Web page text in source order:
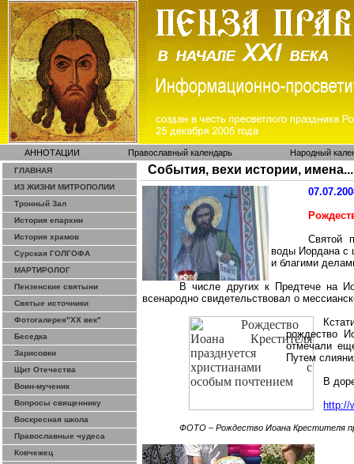
АННОТАЦИИ Православный календарь Народный
ГЛАВНАЯ
ИЗ ЖИЗНИ МИТРОПОЛИИ
Тронный Зал
История епархии
История храмов
Сурская ГОЛГОФА
МАРТИРОЛОГ
Пензенские святыни
Святые источники
Фотогалерея"ХХ век"
Беседка
Зарисовки
Щит Отечества
Воин-мученик
Вопросы священнику
Воскресная школа
Православные чудеса
Ковчежец
События, вехи истории, имена...
Святой
воды Иордана с
и благими
В числе других к Предтече на
всенародно свидетельствовал о
рождество
отмечали
Путем
В
http://
ФОТО – РождествоИоана Крестителя